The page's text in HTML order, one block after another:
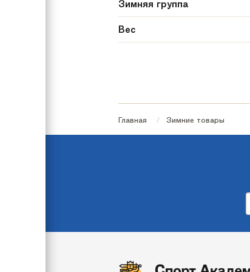
Зимняя группа
Вес
Максимальная нагрузка
Главная Зимние товары